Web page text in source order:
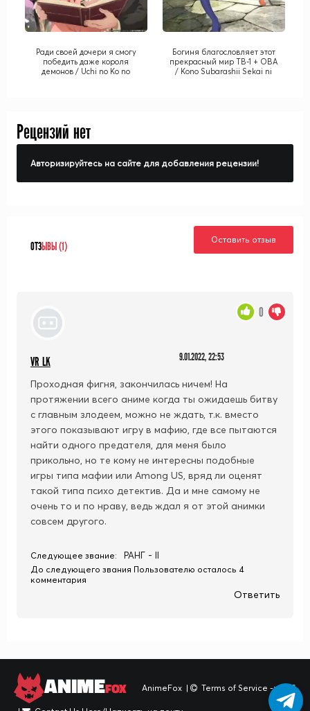
Ради своей дочери я смогу
победить даже короля
демонов / Uchi no Ko no
Богиня благословляет этот
прекрасный мир ТВ-1 + ОВА
/ Kono Subarashii Sekai ni
Рецензий нет
Авторизируйтесь на сайте для добавления рецензии!
ОТЗЫВЫ (1)
Оставить отзыв
VR LK 9.01.2022, 22:53
Проходная фигня, закончилась ничем! На
протяжении всего аниме когда ты ожидаешь битву
с главным злодеем, можно не ждать, т.к. вместо
этого показывают игру в мафию, где все пытаются
найти одного предателя, для меня было
прикольно, но те кому не интересны подобные
игры типа мафии или Among US, вряд ли оценят
такой типа психо детектив. Да и мне самому не
очень то и по нраву, ведь ждал я от этой анимки
совсем другого.
0
Следующее звание: РАНГ - II
До следующего звания Пользователю осталось 4
комментария
Ответить
ANIMEFOX AnimeFox | Terms of Service -> TOS